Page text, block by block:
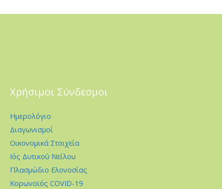
Χρήσιμοι Σύνδεσμοι
Ημερολόγιο
Διαγωνισμοί
Οικονομικά Στοιχεία
Ιός Δυτικού Νείλου
Πλασμώδιο Ελονοσίας
Κορωνοϊός COVID-19